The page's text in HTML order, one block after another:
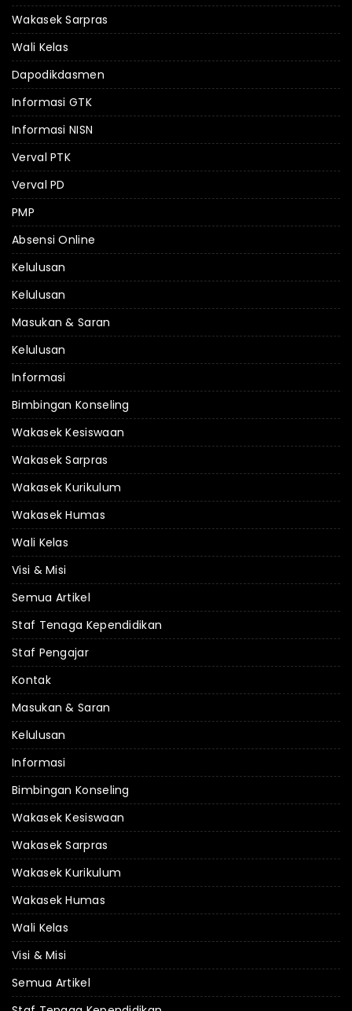
Wakasek Sarpras
Wali Kelas
Dapodikdasmen
Informasi GTK
Informasi NISN
Verval PTK
Verval PD
PMP
Absensi Online
Kelulusan
Kelulusan
Masukan & Saran
Kelulusan
Informasi
Bimbingan Konseling
Wakasek Kesiswaan
Wakasek Sarpras
Wakasek Kurikulum
Wakasek Humas
Wali Kelas
Visi & Misi
Semua Artikel
Staf Tenaga Kependidikan
Staf Pengajar
Kontak
Masukan & Saran
Kelulusan
Informasi
Bimbingan Konseling
Wakasek Kesiswaan
Wakasek Sarpras
Wakasek Kurikulum
Wakasek Humas
Wali Kelas
Visi & Misi
Semua Artikel